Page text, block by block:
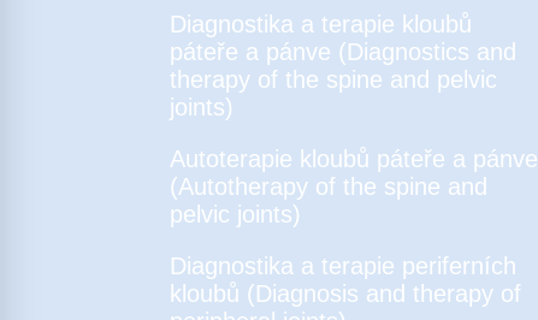
Diagnostika a terapie kloubů
páteře a pánve (Diagnostics and
therapy of the spine and pelvic
joints)
Autoterapie kloubů páteře a pánve
(Autotherapy of the spine and
pelvic joints)
Diagnostika a terapie periferních
kloubů (Diagnosis and therapy of